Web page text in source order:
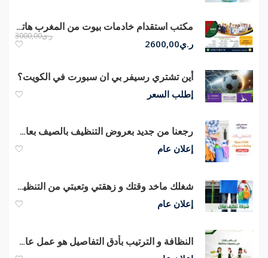
مكتب استقدام خادمات بيوت من المغرب هاتف 00212677680139
ر.ي3000,00
ر.ي2600,00
أين تشتري رسيفر بي ان سبورت في الكويت؟
إطلب السعر
رجعنا من جديد بعروض التنظيف بالصيف بعاملات يومية مدربين لافضل تنظيف
إعلان عام
شغلك ماخد وقتك و زهقتي وتعبتي من التنظيف خاصة ؟ عنا عاملة بخبرة
إعلان عام
النظافة و الترتيب بأدق التفاصيل هو عمل عاملاتنا لكم بأقل الاسعار